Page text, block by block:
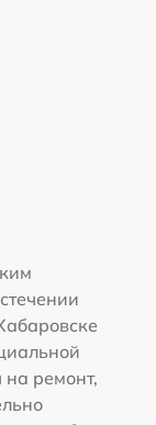
ремонт,